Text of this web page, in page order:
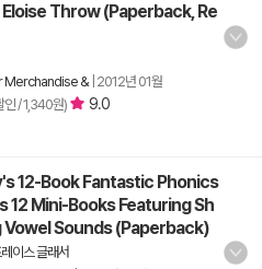
Throw (Paperback, Re
Merchandise &| 2012년 01월
인 / 1,340원)
9.0
12-Book Fantastic Phonics
12 Mini-Books Featuring Sh
Sounds (Paperback)
이스 글래서